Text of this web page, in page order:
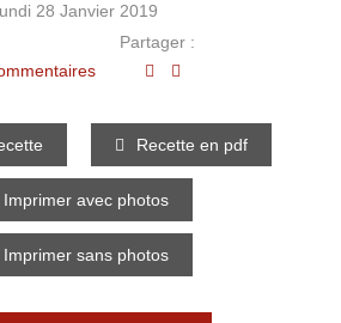
28 Janvier 2019
Partager :
Recette en pdf
Imprimer avec photos
Imprimer sans photos